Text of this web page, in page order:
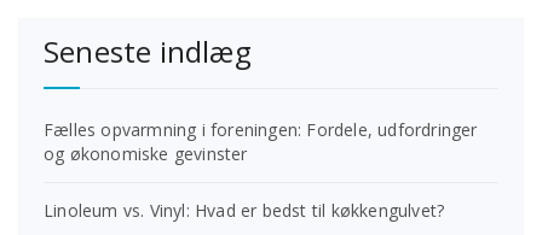
Seneste indlæg
Fælles opvarmning i foreningen: Fordele, udfordringer
og økonomiske gevinster
Linoleum vs. Vinyl: Hvad er bedst til køkkengulvet?